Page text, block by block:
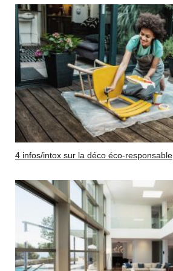
4 infos/intox sur la déco éco-responsable